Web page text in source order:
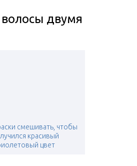
волосы двумя
смешивать, чтобы
красивый
цвет